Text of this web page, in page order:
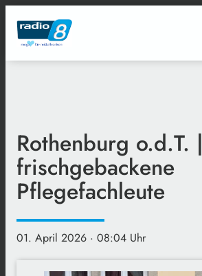
Rothenburg o.d.T. |
frischgebackene
Pflegefachleute
01. April 2026 · 08:04 Uhr